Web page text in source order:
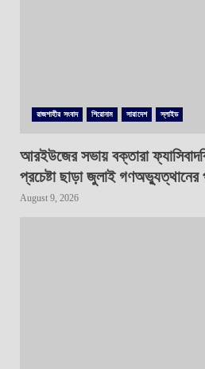
রাজশাহীর সংবাদ শিরোনাম সারাদেশ স্লাইড
আরইউজের সভায় বক্তারা
প্রচেষ্টা ছাড়া জুলাই গণঅভ্যুত্থানের
August 9, 2026